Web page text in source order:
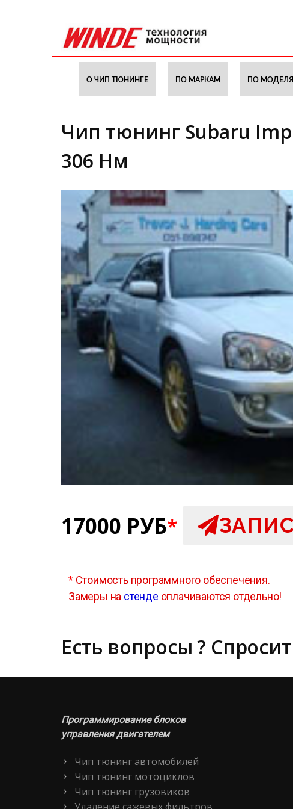
О ЧИП ТЮНИНГЕ ПО МАРКАМ ПО
Чип тюнинг Subaru
306 Нм
17000 РУБ*
*Стоимость программного обеспечения.
Замеры на стенде оплачиваются отдельно!
Есть вопросы ?
Программирование блоков
управления двигателем
Чип тюнинг автомобилей
Чип тюнинг мотоциклов
Чип тюнинг грузовиков